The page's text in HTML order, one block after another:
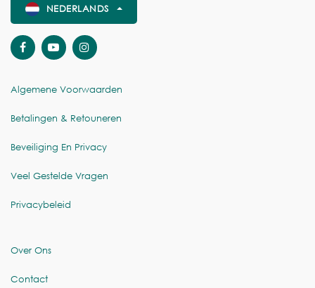
NEDERLANDS
Algemene Voorwaarden
Betalingen & Retouneren
Beveiliging En Privacy
Veel Gestelde Vragen
Privacybeleid
Over Ons
Contact